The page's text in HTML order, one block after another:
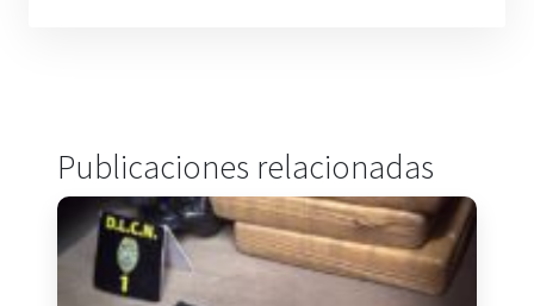
Publicaciones relacionadas